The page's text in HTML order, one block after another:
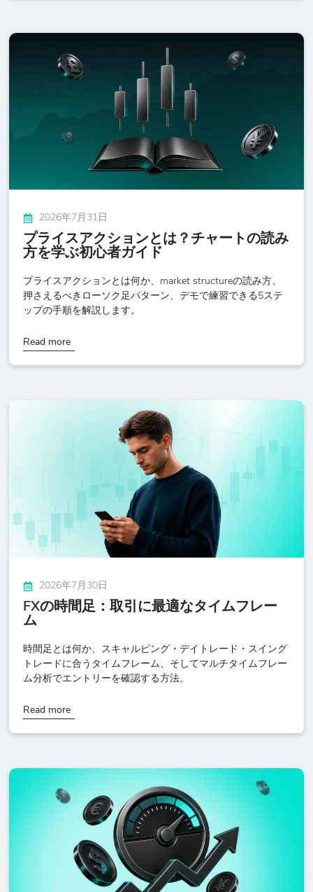
2026年7月31日
プライスアクションとは？チャートの読み
方を学ぶ初心者ガイド
プライスアクションとは何か、market structureの読み方、
押さえるべきローソク足パターン、デモで練習できる5ステ
ップの手順を解説します。
Read more
2026年7月30日
FXの時間足：取引に最適なタイムフレー
ム
時間足とは何か、スキャルピング・デイトレード・スイング
トレードに合うタイムフレーム、そしてマルチタイムフレー
ム分析でエントリーを確認する方法。
Read more